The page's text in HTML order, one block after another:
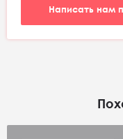
Написать нам